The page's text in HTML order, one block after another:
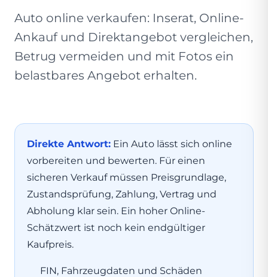
Auto online verkaufen: Inserat, Online-
Ankauf und Direktangebot vergleichen,
Betrug vermeiden und mit Fotos ein
belastbares Angebot erhalten.
Direkte Antwort: Ein Auto lässt sich online
vorbereiten und bewerten. Für einen
sicheren Verkauf müssen Preisgrundlage,
Zustandsprüfung, Zahlung, Vertrag und
Abholung klar sein. Ein hoher Online-
Schätzwert ist noch kein endgültiger
Kaufpreis.
FIN, Fahrzeugdaten und Schäden